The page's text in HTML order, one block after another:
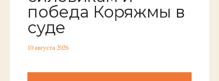
победа Коряжмы в
суде
10 августа 2026